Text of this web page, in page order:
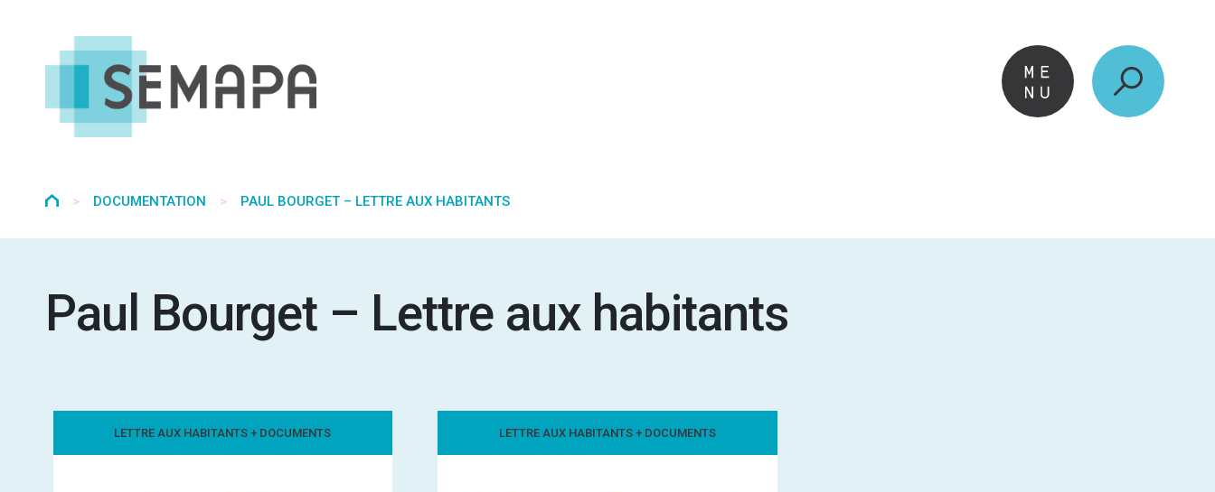
> DOCUMENTATION > PAUL BOURGET – LETTRE AUX HABITANTS
Paul Bourget – Lettre aux habitants
LETTRE AUX HABITANTS + DOCUMENTS LETTRE AUX HABITANTS + DOCUMENTS